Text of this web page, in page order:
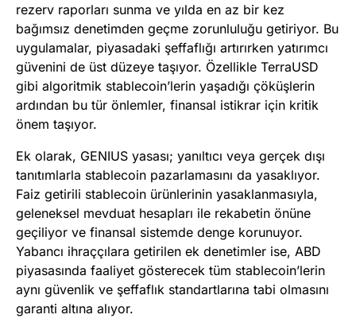
rezerv raporları sunma ve yılda en az bir kez
bağımsız denetimden geçme zorunluluğu getiriyor. Bu
uygulamalar, piyasadaki şeffaflığı artırırken yatırımcı
güvenini de üst düzeye taşıyor. Özellikle TerraUSD
gibi algoritmik stablecoin’lerin yaşadığı çöküşlerin
ardından bu tür önlemler, finansal istikrar için kritik
önem taşıyor.
Ek olarak, GENIUS yasası; yanıltıcı veya gerçek dışı
tanıtımlarla stablecoin pazarlamasını da yasaklıyor.
Faiz getirili stablecoin ürünlerinin yasaklanmasıyla,
geleneksel mevduat hesapları ile rekabetin önüne
geçiliyor ve finansal sistemde denge korunuyor.
Yabancı ihraççılara getirilen ek denetimler ise, ABD
piyasasında faaliyet gösterecek tüm stablecoin’lerin
aynı güvenlik ve şeffaflık standartlarına tabi olmasını
garanti altına alıyor.